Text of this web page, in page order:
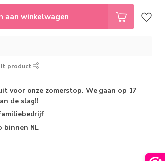
aan winkelwagen
product
voor onze zomerstop. We gaan op 17
de slag!!
binnen NL